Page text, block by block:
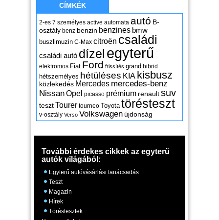
CÍMKÉK
2-es 7 személyes active automata autó B-
osztály benz benzin benzines bmw
buszlimuzin C-Max citroën családi
családi autó dízel egyterű
elektromos Fiat Ford frissítés grand hibrid
hétszemélyes hétüléses KIA kisbusz
közlekedés Mercedes mercedes-benz
NissanOpel picasso prémium renaultsuv
tesztTourer tourneo Toyota törésteszt
v-osztály Verso Volkswagen újdonság
További érdekes cikkek az egyterű
autók világából:
Egyterű autóvásárlási tanácsadás
Teszt
Magazin
Hírek
Töréstesztek